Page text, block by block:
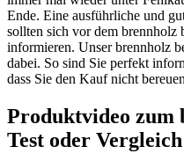
Ende. Eine ausführliche und
sollten sich vor dem brennholz
informieren. Unser brennholz
dabei. So sind Sie perfekt
dass Sie den Kauf nicht
Produktvideo zum
Test oder Vergleich